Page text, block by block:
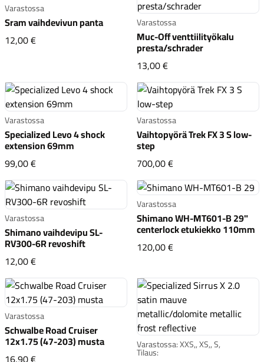
Varastossa
Sram vaihdevivun panta
12,00 €Sram vaihdevivun panta
Varastossa
Muc-Off venttiilityökalu
presta/schrader
13,00 €Muc-Off
Varastossa
Specialized Levo 4 shock
extension 69mm
99,00 €Specialized Levo 4 shock extension 69mm
Varastossa
Vaihtopyörä Trek FX 3 S low-
step
700,00 €Vaihtopyörä Trek FX
Varastossa
Shimano vaihdevipu SL-
RV300-6R revoshift
12,00 €Shimano vaihdevipu SL-RV300-6R revoshift
Varastossa
Shimano WH-MT601-B 29"
centerlock etukiekko 110mm
120,00 €Shimano WH-
Varastossa
Schwalbe Road Cruiser
12x1.75 (47-203) musta
Schwalbe Road Cruiser 12x1.75 (47-203) musta
Varastossa: XXS,, XS,, S,
Tilaus: